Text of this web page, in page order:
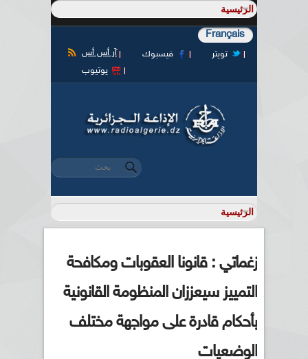
Français
آر أس أس فيسبوك
تويتر
يوتيوب
استمارة البحث
‏بحث ‏
زغماتي : قانونا العقوبات ومكافحة
التمييز سيعززان المنظومة القانونية
بأحكام قادرة على مواجهة مختلف
الوضعيات